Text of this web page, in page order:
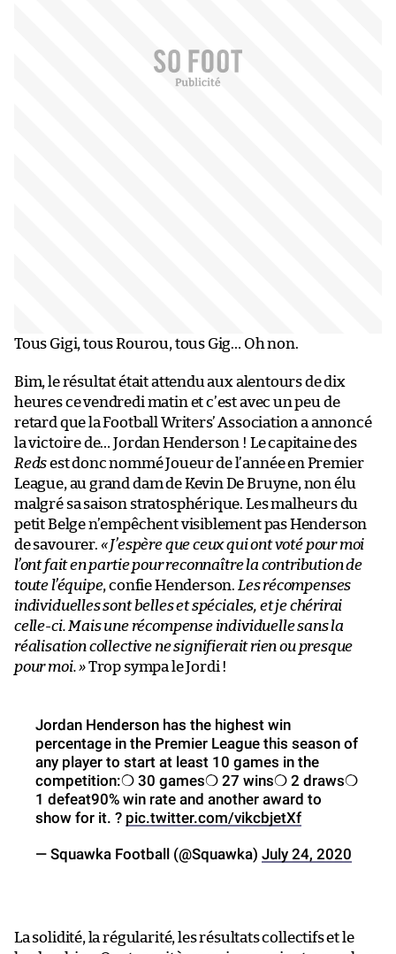
Tous Gigi, tous Rourou, tous Gig… Oh non.
Bim, le résultat était attendu aux alentours de dix
heures ce vendredi matin et c’est avec un peu de
retard que la Football Writers’ Association a annoncé
la victoire de… Jordan Henderson ! Le capitaine des
Redsest donc nommé Joueur de l’année en Premier
League, au grand dam de Kevin De Bruyne, non élu
malgré sa saison stratosphérique. Les malheurs du
petit Belge n’empêchent visiblement pas Henderson
de savourer. « J’espère que ceux qui ont voté pour moi
l’ont fait en partie pour reconnaître la contribution de
toute l’équipe, confie Henderson. Les récompenses
individuelles sont belles et spéciales, et je chérirai
celle-ci. Mais une récompense individuelle sans la
réalisation collective ne signifierait rien ou presque
pour moi. »Trop sympa le Jordi !
Jordan Henderson has the highest win
percentage in the Premier League this season of
any player to start at least 10 games in the
competition:❍ 30 games❍ 27 wins❍ 2 draws❍
1 defeat90% win rate and another award to
show for it. ? pic.twitter.com/vikcbjetXf
— Squawka Football (@Squawka) July 24, 2020
La solidité, la régularité, les résultats collectifs et le